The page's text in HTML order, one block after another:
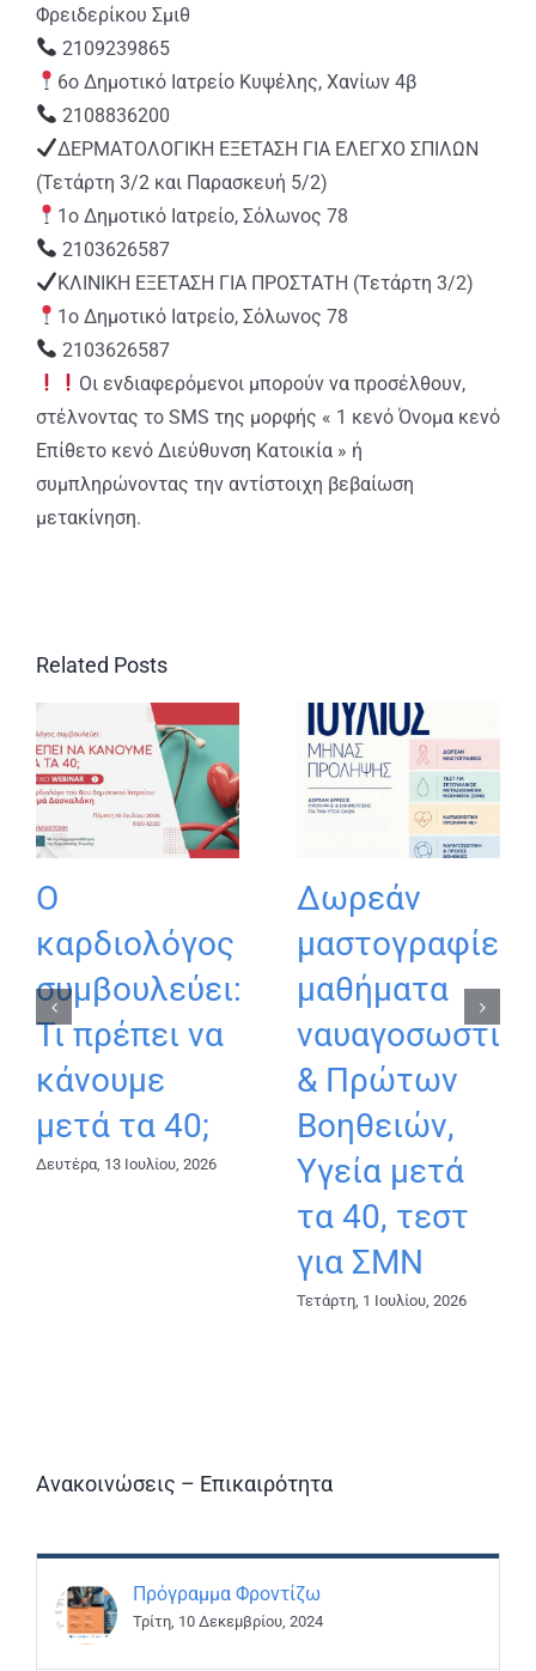
Φρειδερίκου Σμιθ
2109239865
6ο Δημοτικό Ιατρείο Κυψέλης, Χανίων 4β
2108836200
ΔΕΡΜΑΤΟΛΟΓΙΚΗ ΕΞΕΤΑΣΗ ΓΙΑ ΕΛΕΓΧΟ ΣΠΙΛΩΝ
(Τετάρτη 3/2 και Παρασκευή 5/2)
1ο Δημοτικό Ιατρείο, Σόλωνος 78
2103626587
ΚΛΙΝΙΚΗ ΕΞΕΤΑΣΗ ΓΙΑ ΠΡΟΣΤΑΤΗ (Τετάρτη 3/2)
1ο Δημοτικό Ιατρείο, Σόλωνος 78
2103626587
Οι ενδιαφερόμενοι μπορούν να προσέλθουν,
στέλνοντας το SMS της μορφής « 1 κενό Όνομα κενό
Επίθετο κενό Διεύθυνση Κατοικία » ή
συμπληρώνοντας την αντίστοιχη βεβαίωση
μετακίνηση.
Related Posts
Ο
καρδιολόγος
συμβουλεύει:
Τι πρέπει να
κάνουμε
μετά τα 40;
Δευτέρα, 13 Ιουλίου, 2026
Δωρεάν
μαστογραφίες,
μαθήματα
& Πρώτων
Βοηθειών,
Υγεία μετά
τα 40, τεστ
για ΣΜΝ
Τετάρτη, 1 Ιουλίου, 2026
Ανακοινώσεις – Επικαιρότητα
Πρόγραμμα Φροντίζω
Τρίτη, 10 Δεκεμβρίου, 2024